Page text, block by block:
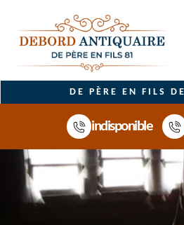
DE PÈRE EN FILS
indisponible